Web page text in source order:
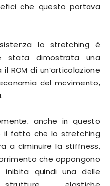
che questo portava
lo stretching è
stata dimostrata una
ROM di un’articolazione
del movimento,
anche in questo
fatto che lo stretching
a diminuire la stiffness,
che oppongono
inibita quindi una delle